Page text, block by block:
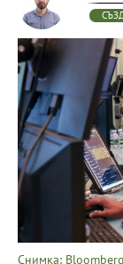
Снимка: